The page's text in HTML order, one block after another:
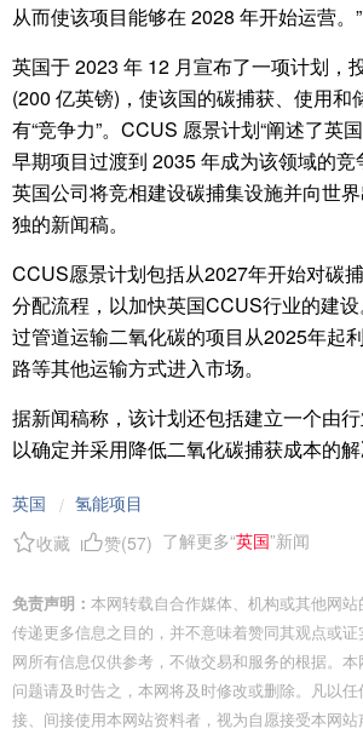
从而使该项目能够在 2028 年开始运营。”
英国于 2023 年 12 月宣布了一项计划，
(200 亿英镑)，使该国的碳捕获、使用和
有“竞争力”。CCUS 愿景计划“阐述了英
早期项目过渡到 2035 年成为该领域的
英国公司将竞相建设碳捕集设施并向世
独的新闻稿。
CCUS愿景计划包括从2027年开始对碳
分配流程，以加快英国CCUS行业的建
过管道运输二氧化碳的项目从2025年起
路等其他运输方式进入市场。
据新闻稿称，该计划还包括建立一个由行
以确定并采用降低二氧化碳捕获成本的解
英国 / 氢能项目
收藏
赞(57) 了解更多“英国”新闻
免责声明： 本网转载自合作媒体、机构或其他网
传递更多信息之目的，并不意味着赞同其观点或
网所有信息仅供参考，不做交易和服务的根据。
问题请及时告之，本网将及时修改或删除。凡以
接、间接使用本网站资料者，视为自愿接受本网站